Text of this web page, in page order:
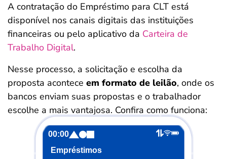
A contratação do Empréstimo para CLT está
disponível nos canais digitais das instituições
financeiras ou pelo aplicativo da Carteira de
Trabalho Digital.
Nesse processo, a solicitação e escolha da
proposta acontece em formato de leilão, onde os
bancos enviam suas propostas e o trabalhador
escolhe a mais vantajosa. Confira como funciona:
00:00
Empréstimos